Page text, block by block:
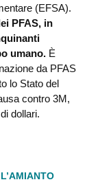
(EFSA).
PFAS, in
umano. È
da PFAS
lo Stato del
contro 3M,
dollari.